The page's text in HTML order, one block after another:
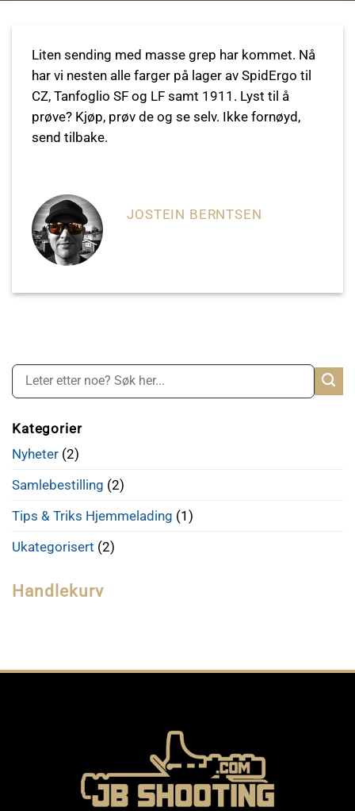
Kategorier
Nyheter (2)
Samlebestilling (2)
Tips & Triks Hjemmelading (1)
Ukategorisert (2)
Handlekurv
Liten sending med masse grep har kommet. Nå
har vi nesten alle farger på lager av SpidErgo til
CZ, Tanfoglio SF og LF samt 1911. Lyst til å
prøve? Kjøp, prøv de og se selv. Ikke fornøyd,
send tilbake.
JOSTEIN BERNTSEN